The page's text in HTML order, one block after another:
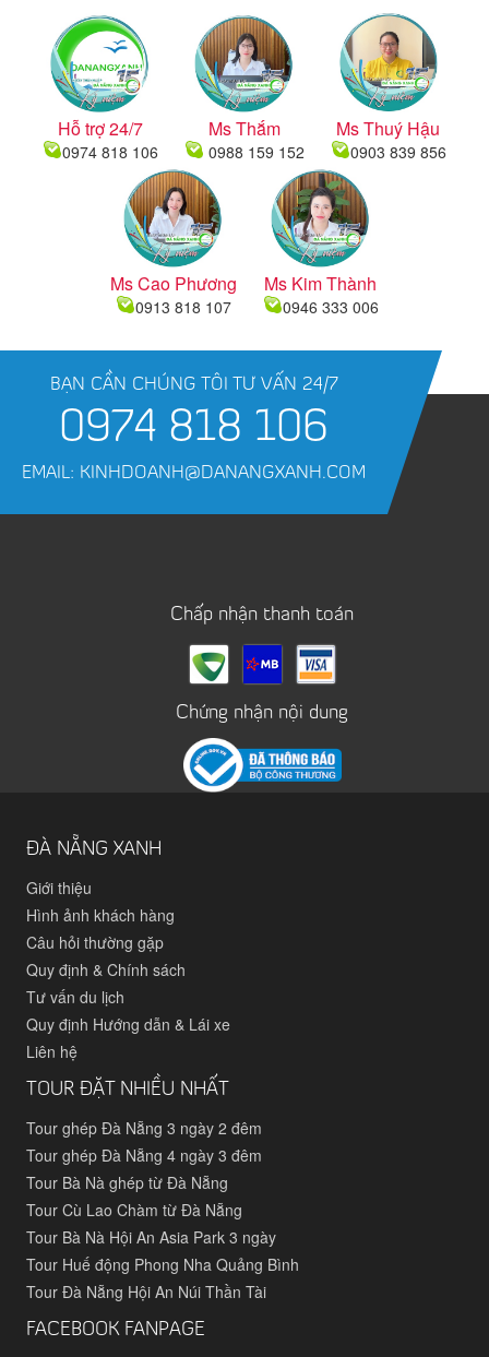
Hỗ trợ 24/7
0974 818 106
Ms Thắm
0988 159 152
Ms Thuý Hậu
0903 839 856
Ms Cao Phương
0913 818 107
Ms Kim Thành
0946 333 006
BẠN CẦN CHÚNG TÔI TƯ VẤN 24/7
0974 818 106
EMAIL: KINHDOANH@DANANGXANH.COM
Chấp nhận thanh toán
Chứng nhận nội dung
ĐÀ NẴNG XANH
Giới thiệu
Hình ảnh khách hàng
Câu hỏi thường gặp
Quy định & Chính sách
Tư vấn du lịch
Quy định Hướng dẫn & Lái xe
Liên hệ
TOUR ĐẶT NHIỀU NHẤT
Tour ghép Đà Nẵng 3 ngày 2 đêm
Tour ghép Đà Nẵng 4 ngày 3 đêm
Tour Bà Nà ghép từ Đà Nẵng
Tour Cù Lao Chàm từ Đà Nẵng
Tour Bà Nà Hội An Asia Park 3 ngày
Tour Huế động Phong Nha Quảng Bình
Tour Đà Nẵng Hội An Núi Thần Tài
FACEBOOK FANPAGE